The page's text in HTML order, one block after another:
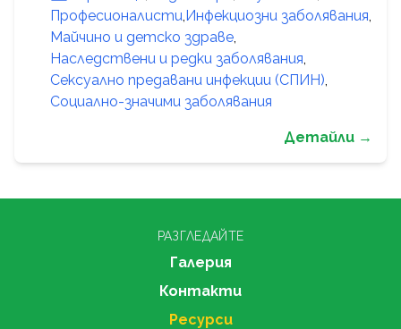
Професионалисти,Инфекциозни заболявания,
Майчино и детско здраве,
Наследствени и редки заболявания,
Сексуално предавани инфекции (СПИН),
Социално-значими заболявания
Детайли →
РАЗГЛЕДАЙТЕ
Галерия
Контакти
Ресурси